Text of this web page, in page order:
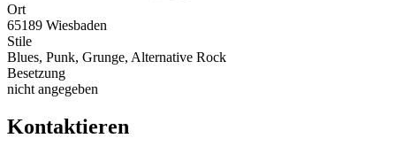
Ort
65189 Wiesbaden
Stile
Blues, Punk, Grunge, Alternative Rock
Besetzung
nicht angegeben
Kontaktieren